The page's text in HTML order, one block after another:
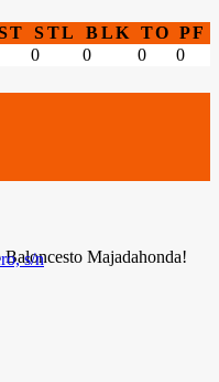
STL BLK TO PF
0 0 0 0
Majadahonda!
s/n